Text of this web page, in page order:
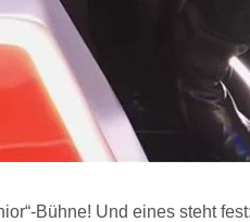
Bühne! Und eines steht